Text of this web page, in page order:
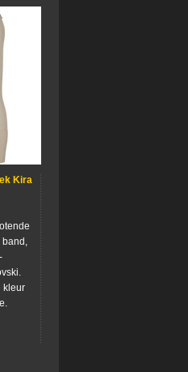
Kira
band,
kleur